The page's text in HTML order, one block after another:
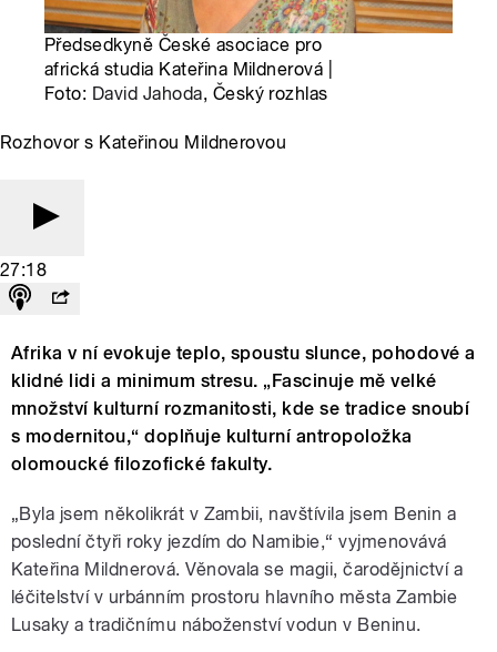
Předsedkyně České asociace pro
africká studia Kateřina Mildnerová |
Foto: David Jahoda, Český rozhlas
Rozhovor s Kateřinou Mildnerovou
27:18
Afrika v ní evokuje teplo, spoustu slunce, pohodové a
klidné lidi a minimum stresu. „Fascinuje mě velké
množství kulturní rozmanitosti, kde se tradice snoubí
s modernitou,“ doplňuje kulturní antropoložka
olomoucké filozofické fakulty.
„Byla jsem několikrát v Zambii, navštívila jsem Benin a
poslední čtyři roky jezdím do Namibie,“ vyjmenovává
Kateřina Mildnerová. Věnovala se magii, čarodějnictví a
léčitelství v urbánním prostoru hlavního města Zambie
Lusaky a tradičnímu náboženství vodun v Beninu.